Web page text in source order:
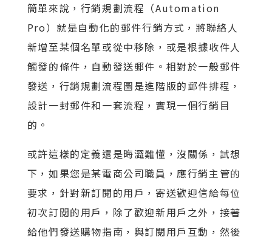
簡單來說，行銷規劃流程（Automation
Pro）就是自動化的郵件行銷方式，將聯絡人
新增至某個名單或從中移除，或是根據收件人
觸發的條件，自動發送郵件。相對於一般郵件
發送，行銷規劃流程圖是進階版的郵件排程，
設計一封郵件和一套流程，實現一個行銷目
的。
或許這樣的定義還是晦澀難懂，沒關係，試想
下，如果您是某電商公司職員，應行銷主管的
要求，針對新訂閱的用戶，寄送歡迎信給每位
初次訂閱的用戶，除了歡迎新用戶之外，接著
給他們發送購物指南，與訂閱用戶互動，然後